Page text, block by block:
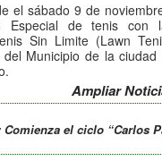
el sábado 9 de
de tenis con
Sin Limite (Lawn
Municipio de la ciudad
las instalaciones del
actividades a las 9 hs.,
Ampliar
Comienza el ciclo “Carlos